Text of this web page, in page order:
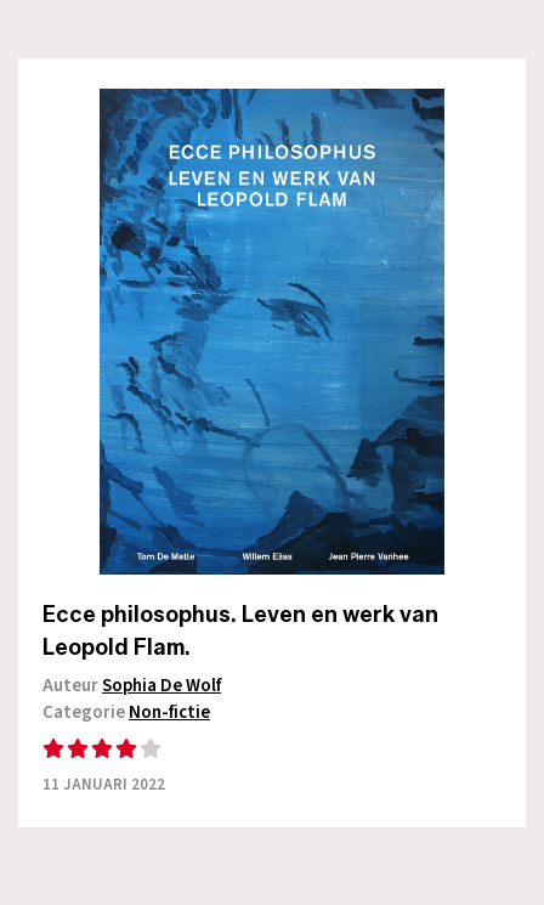
Ecce philosophus. Leven en werk van
Leopold Flam.
AuteurSophia De Wolf
CategorieNon-fictie
11 JANUARI 2022